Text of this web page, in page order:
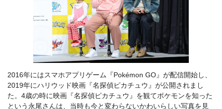
2016年にはスマホアプリゲーム『Pokémon GO』が配信開始し、
2019年にハリウッド映画『名探偵ピカチュウ』が公開されまし
た。4歳の時に映画『名探偵ピカチュウ』を観てポケモンを知った
という永尾さんは、当時も今と変わらないかわいらしい写真を見